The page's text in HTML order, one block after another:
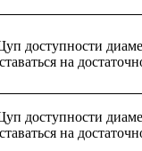
доступности
на
доступности
на